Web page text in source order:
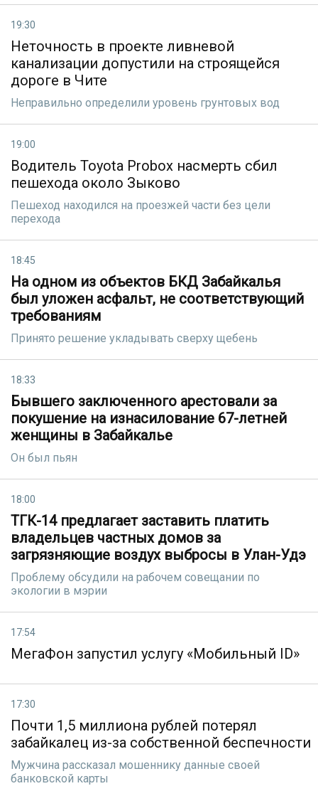
19:30
Неточность в проекте ливневой
канализации допустили на строящейся
дороге в Чите
Неправильно определили уровень грунтовых вод
19:00
Водитель Toyota Probox насмерть сбил
пешехода около Зыково
Пешеход находился на проезжей части без цели
перехода
18:45
На одном из объектов БКД Забайкалья
был уложен асфальт, не соответствующий
требованиям
Принято решение укладывать сверху щебень
18:33
Бывшего заключенного арестовали за
покушение на изнасилование 67-летней
женщины в Забайкалье
Он был пьян
18:00
ТГК-14 предлагает заставить платить
владельцев частных домов за
загрязняющие воздух выбросы в Улан-Удэ
Проблему обсудили на рабочем совещании по
экологии в мэрии
17:54
МегаФон запустил услугу «Мобильный ID»
17:30
Почти 1,5 миллиона рублей потерял
забайкалец из-за собственной беспечности
Мужчина рассказал мошеннику данные своей
банковской карты